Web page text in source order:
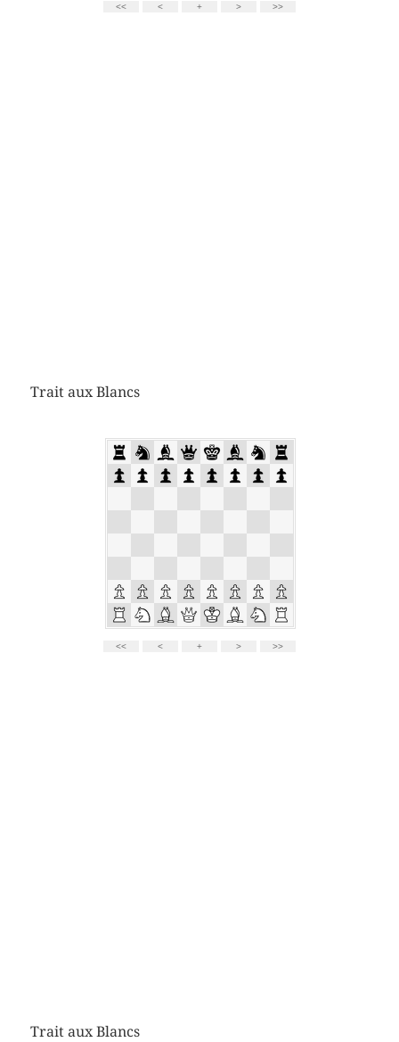
Trait aux Blancs
Trait aux Blancs